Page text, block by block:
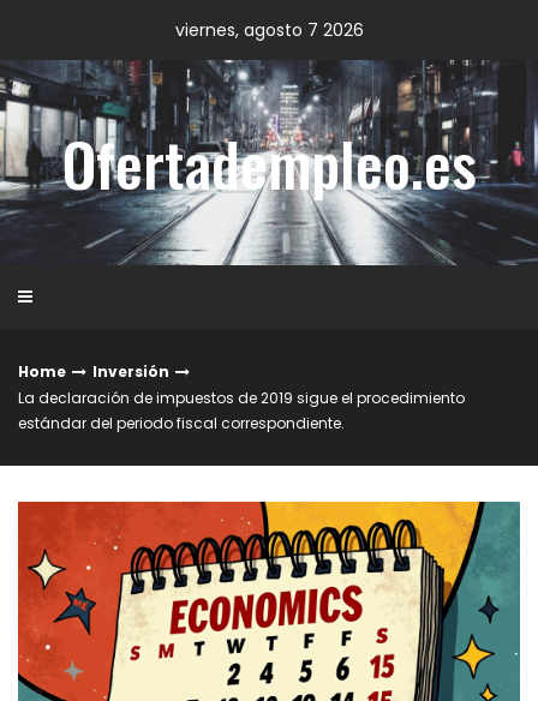
content
viernes, agosto 7 2026
Ofertadempleo.es
Home
Inversión
La declaración de impuestos de 2019 sigue el procedimiento
estándar del periodo fiscal correspondiente.